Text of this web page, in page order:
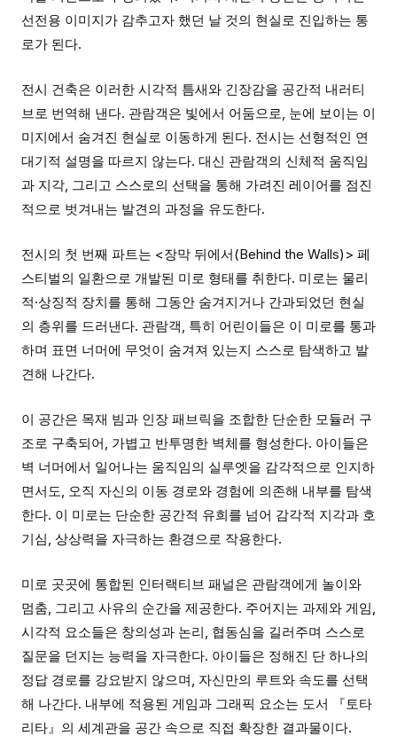
선전용 이미지가 감추고자 했던 날 것의 현실로 진입하는 통
로가 된다.
전시 건축은 이러한 시각적 틈새와 긴장감을 공간적 내러티
브로 번역해 낸다. 관람객은 빛에서 어둠으로, 눈에 보이는 이
미지에서 숨겨진 현실로 이동하게 된다. 전시는 선형적인 연
대기적 설명을 따르지 않는다. 대신 관람객의 신체적 움직임
과 지각, 그리고 스스로의 선택을 통해 가려진 레이어를 점진
적으로 벗겨내는 발견의 과정을 유도한다.
전시의 첫 번째 파트는 <장막 뒤에서(Behind the Walls)> 페
스티벌의 일환으로 개발된 미로 형태를 취한다. 미로는 물리
적·상징적 장치를 통해 그동안 숨겨지거나 간과되었던 현실
의 층위를 드러낸다. 관람객, 특히 어린이들은 이 미로를 통과
하며 표면 너머에 무엇이 숨겨져 있는지 스스로 탐색하고 발
견해 나간다.
이 공간은 목재 빔과 인장 패브릭을 조합한 단순한 모듈러 구
조로 구축되어, 가볍고 반투명한 벽체를 형성한다. 아이들은
벽 너머에서 일어나는 움직임의 실루엣을 감각적으로 인지하
면서도, 오직 자신의 이동 경로와 경험에 의존해 내부를 탐색
한다. 이 미로는 단순한 공간적 유희를 넘어 감각적 지각과 호
기심, 상상력을 자극하는 환경으로 작용한다.
미로 곳곳에 통합된 인터랙티브 패널은 관람객에게 놀이와
멈춤, 그리고 사유의 순간을 제공한다. 주어지는 과제와 게임,
시각적 요소들은 창의성과 논리, 협동심을 길러주며 스스로
질문을 던지는 능력을 자극한다. 아이들은 정해진 단 하나의
정답 경로를 강요받지 않으며, 자신만의 루트와 속도를 선택
해 나간다. 내부에 적용된 게임과 그래픽 요소는 도서 『토타
리타』의 세계관을 공간 속으로 직접 확장한 결과물이다.